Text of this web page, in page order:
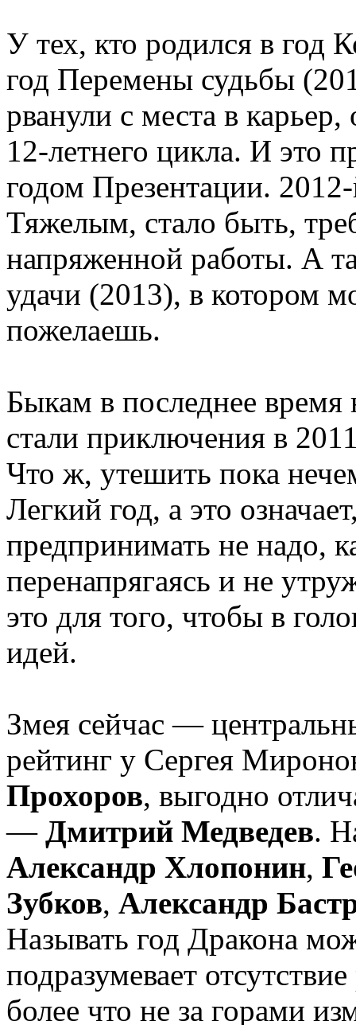
У тех, кто родился в год
год Перемены судьбы
рванули с места в карьер,
12-летнего цикла. И это
годом Презентации.
Тяжелым, стало быть,
напряженной работы. А
удачи (2013), в котором
пожелаешь.
Быкам в последнее время
стали приключения в
Что ж, утешить пока
Легкий год, а это
предпринимать не надо,
перенапрягаясь и не
это для того, чтобы в
идей.
Змея сейчас —
рейтинг у Сергея
Прохоров, выгодно
— Дмитрий Медведев.
Александр Хлопонин,
Зубков, Александр
Называть год Дракона
подразумевает
более что не за горами